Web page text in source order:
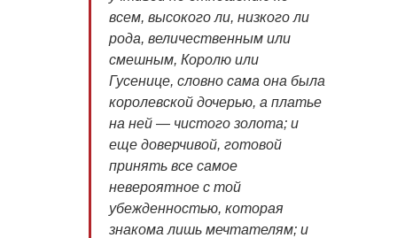
всем, высокого ли, низкого ли
рода, величественным или
смешным, Королю или
Гусенице, словно сама она была
королевской дочерью, а платье
на ней — чистого золота; и
еще доверчивой, готовой
принять все самое
невероятное с той
убежденностью, которая
знакома лишь мечтателям; и